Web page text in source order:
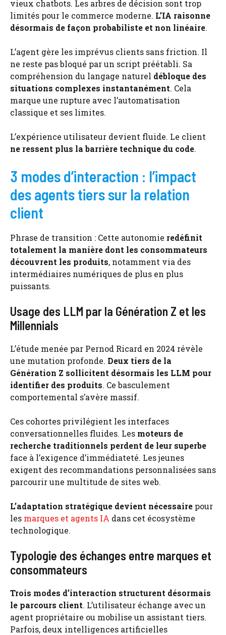
vieux chatbots. Les arbres de décision sont trop
limités pour le commerce moderne. L’IA raisonne
désormais de façon probabiliste et non linéaire.
L’agent gère les imprévus clients sans friction. Il
ne reste pas bloqué par un script préétabli. Sa
compréhension du langage naturel débloque des
situations complexes instantanément. Cela
marque une rupture avec l’automatisation
classique et ses limites.
L’expérience utilisateur devient fluide. Le client
ne ressent plus la barrière technique du code.
3 modes d’interaction : l’impact
des agents tiers sur la relation
client
Phrase de transition : Cette autonomie redéfinit
totalement la manière dont les consommateurs
découvrent les produits, notamment via des
intermédiaires numériques de plus en plus
puissants.
Usage des LLM par la Génération Z et les
Millennials
L’étude menée par Pernod Ricard en 2024 révèle
une mutation profonde. Deux tiers de la
Génération Z sollicitent désormais les LLM pour
identifier des produits. Ce basculement
comportemental s’avère massif.
Ces cohortes privilégient les interfaces
conversationnelles fluides. Les moteurs de
recherche traditionnels perdent de leur superbe
face à l’exigence d’immédiateté. Les jeunes
exigent des recommandations personnalisées sans
parcourir une multitude de sites web.
L’adaptation stratégique devient nécessaire pour
les marques et agents IA dans cet écosystème
technologique.
Typologie des échanges entre marques et
consommateurs
Trois modes d’interaction structurent désormais
le parcours client. L’utilisateur échange avec un
agent propriétaire ou mobilise un assistant tiers.
Parfois, deux intelligences artificielles